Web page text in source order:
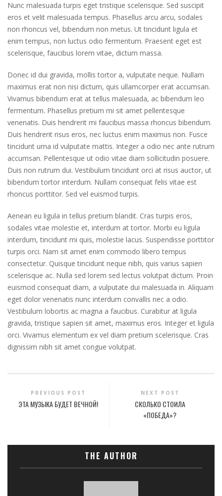
Nunc malesuada turpis eget tristique scelerisque. Sed suscipit
eros et velit malesuada tempus. Phasellus arcu arcu, sodales
non rhoncus vel, bibendum non metus. Ut tincidunt ligula et
enim tempus, non luctus odio fermentum. Praesent eget est
scelerisque, faucibus lorem vitae, dictum massa.
Donec id dui gravida, mollis tortor a, vulputate neque. Nullam
maximus erat non nisi dictum, quis ullamcorper erat accumsan.
Vivamus bibendum erat at tellus malesuada, ac bibendum leo
fermentum. Phasellus pretium mi sit amet pellentesque
venenatis. Duis hendrerit mi faucibus massa rhoncus bibendum.
Duis hendrerit risus eros, nec luctus enim maximus non. Fusce
tincidunt urna id vulputate mattis. Integer a odio nec ante rutrum
accumsan. Pellentesque ut odio vitae diam sollicitudin posuere.
Duis non rutrum dui. Vestibulum tincidunt orci at risus auctor, ut
bibendum tortor interdum. Nullam consequat felis vitae est
rhoncus porttitor. Sed vel euismod turpis.
Aenean eu ligula in tellus pretium blandit. Cras turpis eros,
sodales vitae molestie et, interdum at tortor. Morbi eu ligula
interdum, tincidunt mi quis, molestie lacus. Suspendisse porttitor
turpis orci. Nam sit amet enim commodo libero tempus
consectetur. Quisque tincidunt neque nibh, quis varius sapien
scelerisque ac. Nulla sed lorem sed lectus volutpat dictum. Proin
euismod consequat diam, a vulputate dui malesuada in. Aliquam
eget dolor venenatis nunc interdum convallis nec a odio.
Vestibulum lobortis ac magna a faucibus. Curabitur at ligula
gravida, tristique sapien sit amet, maximus eros. Integer et ligula
orci. Vivamus elementum ex vel diam pretium scelerisque. Cras
dignissim nibh sit amet congue volutpat.
PREVIOUS POST
ЭТА МУЗЫКА БУДЕТ ВЕЧНОЙ!
NEXT POST
СКОЛЬКО СТОИЛА
«ПОБЕДА»?
THE AUTHOR